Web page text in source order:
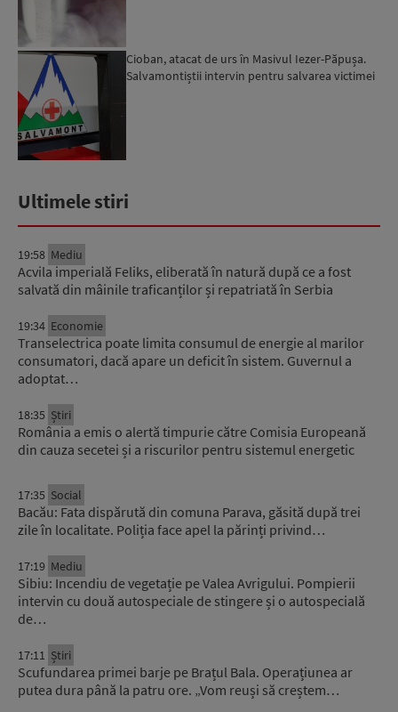
Cioban, atacat de urs în Masivul Iezer-Păpușa.
Salvamontiștii intervin pentru salvarea victimei
Ultimele stiri
19:58 Mediu
Acvila imperială Feliks, eliberată în natură după ce a fost
salvată din mâinile traficanților și repatriată în Serbia
19:34 Economie
Transelectrica poate limita consumul de energie al marilor
consumatori, dacă apare un deficit în sistem. Guvernul a
adoptat…
18:35 Știri
România a emis o alertă timpurie către Comisia Europeană
din cauza secetei și a riscurilor pentru sistemul energetic
17:35 Social
Bacău: Fata dispărută din comuna Parava, găsită după trei
zile în localitate. Poliția face apel la părinți privind…
17:19 Mediu
Sibiu: Incendiu de vegetație pe Valea Avrigului. Pompierii
intervin cu două autospeciale de stingere și o autospecială
de…
17:11 Știri
Scufundarea primei barje pe Brațul Bala. Operațiunea ar
putea dura până la patru ore. „Vom reuși să creștem…